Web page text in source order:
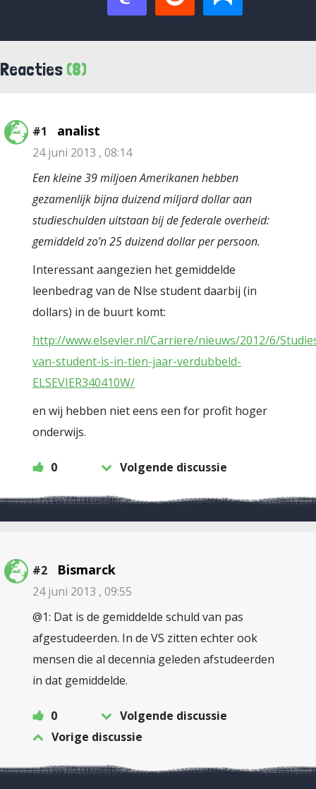
Reacties (8)
#1 analist
24 juni 2013 , 08:14
Een kleine 39 miljoen Amerikanen hebben
gezamenlijk bijna duizend miljard dollar aan
studieschulden uitstaan bij de federale overheid:
gemiddeld zo’n 25 duizend dollar per persoon.
Interessant aangezien het gemiddelde
leenbedrag van de Nlse student daarbij (in
dollars) in de buurt komt:
http://www.elsevier.nl/Carriere/nieuws/2012/6/
van-student-is-in-tien-jaar-verdubbeld-
ELSEVIER340410W/
en wij hebben niet eens een for profit hoger
onderwijs.
0 Volgende discussie
#2 Bismarck
24 juni 2013 , 09:55
@1: Dat is de gemiddelde schuld van pas
afgestudeerden. In de VS zitten echter ook
mensen die al decennia geleden afstudeerden
in dat gemiddelde.
0
Volgende discussie
Vorige discussie